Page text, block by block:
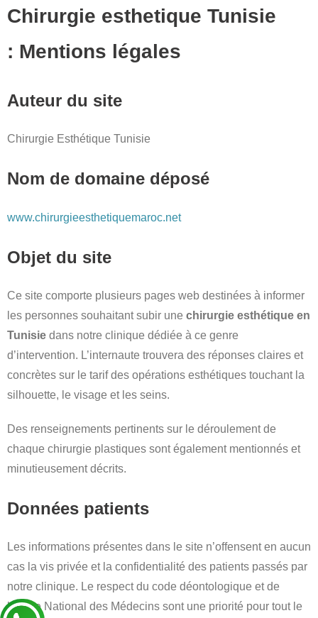
Chirurgie esthetique Tunisie
: Mentions légales
Auteur du site
Chirurgie Esthétique Tunisie
Nom de domaine déposé
www.chirurgieesthetiquemaroc.net
Objet du site
Ce site comporte plusieurs pages web destinées à informer
les personnes souhaitant subir une chirurgie esthétique en
Tunisie dans notre clinique dédiée à ce genre
d’intervention. L’internaute trouvera des réponses claires et
concrètes sur le tarif des opérations esthétiques touchant la
silhouette, le visage et les seins.
Des renseignements pertinents sur le déroulement de
chaque chirurgie plastiques sont également mentionnés et
minutieusement décrits.
Données patients
Les informations présentes dans le site n’offensent en aucun
cas la vis privée et la confidentialité des patients passés par
notre clinique. Le respect du code déontologique et de
l’Ordre National des Médecins sont une priorité pour tout le